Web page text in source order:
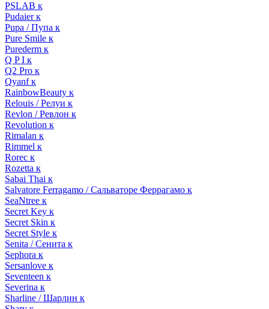
PSLAB к
Pudaier к
Pupa / Пупа к
Pure Smile к
Purederm к
Q P I к
Q2 Pro к
Qyanf к
RainbowBeauty к
Relouis / Релуи к
Revlon / Ревлон к
Revolution к
Rimalan к
Rimmel к
Rorec к
Rozetta к
Sabai Thai к
Salvatore Ferragamo / Сальваторе Феррагамо к
SeaNtree к
Secret Key к
Secret Skin к
Secret Style к
Senita / Сенита к
Sephora к
Sersanlove к
Seventeen к
Severina к
Sharline / Шарлин к